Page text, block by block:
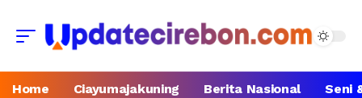
Home Ciayumajakuning Berita Nasional Seni